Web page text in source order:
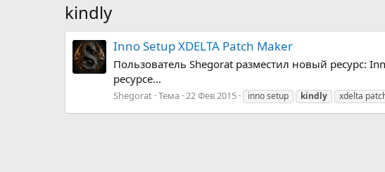
kindly
Inno Setup XDELTA Patch Maker
Пользователь Shegorat разместил новый ресурс:
ресурсе...
Shegorat Тема 22 Фев 2015 inno setup kindly xdelta